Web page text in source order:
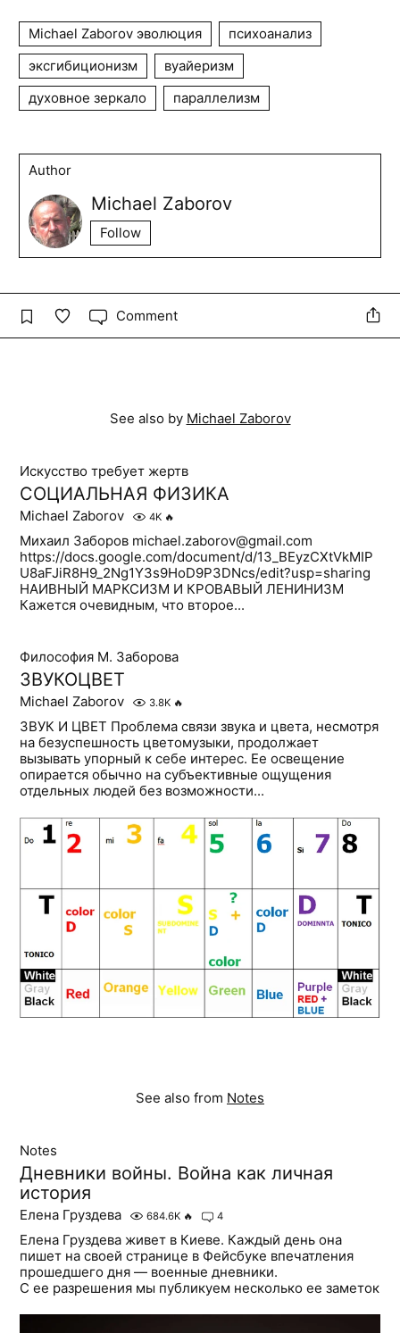
Michael Zaborov эволюция
психоанализ
эксгибиционизм
вуайеризм
духовное зеркало
параллелизм
Author
Michael Zaborov
Follow
Comment
See also by Michael Zaborov
Искусство требует жертв
СОЦИАЛЬНАЯ ФИЗИКА
Michael Zaborov 4K 🔥
Михаил Заборов michael.zaborov@gmail.com
https://docs.google.com/document/d/13_BEyzCXtVkMIP
U8aFJiR8H9_2Ng1Y3s9HoD9P3DNcs/edit?usp=sharing
НАИВНЫЙ МАРКСИЗМ И КРОВАВЫЙ ЛЕНИНИЗМ
Кажется очевидным, что второе...
Философия М. Заборова
ЗВУКОЦВЕТ
Michael Zaborov 3.8K 🔥
ЗВУК И ЦВЕТ Проблема связи звука и цвета, несмотря
на безуспешность цветомузыки, продолжает
вызывать упорный к себе интерес. Ее освещение
опирается обычно на субъективные ощущения
отдельных людей без возможности...
See also from Notes
Notes
Дневники войны. Война как личная
история
Елена Груздева 684.6K 🔥 4
Елена Груздева живет в Киеве. Каждый день она
пишет на своей странице в Фейсбуке впечатления
прошедшего дня — военные дневники.
С ее разрешения мы публикуем несколько ее заметок